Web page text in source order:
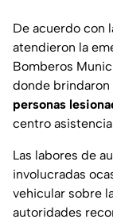
De acuerdo con
atendieron la
Bomberos
donde
personas
centro
Las labores de
involucradas
vehicular sobre
autoridades